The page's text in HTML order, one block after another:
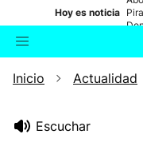
Hoy es noticia
Buscador
Inicio Actualidad
Escuchar